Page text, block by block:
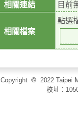
相關連結
目前
相關檔案
點選
Copyright © 2022 Taipei
校址：